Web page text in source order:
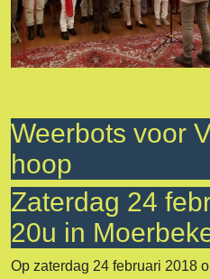
Weerbots voor
hoop
Zaterdag 24
20u in
Op zaterdag 24 februari 2018